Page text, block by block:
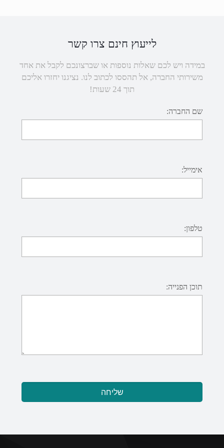
לייעוץ חינם צרו קשר
במידה ויש לכם שאלות נוספות או שברצונכם לקבל את אחד
משירותי החברה, אל תהססו לכתוב לנו. נציגנו יחזרו אליכם
תוך 24 שעות!
שם החברה:
אימייל:
טלפון:
תוכן הפנייה: